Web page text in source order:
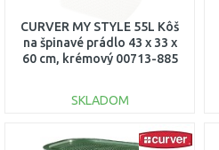
CURVER MY STYLE 55L Kôš
na špinavé prádlo 43 x 33 x
60 cm, krémový 00713-885
SKLADOM
DO KOŠÍKA